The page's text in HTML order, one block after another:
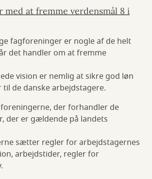
med at fremme verdensmål 8 i
fagforeninger er nogle af de helt
det handler om at fremme
vision er nemlig at sikre god løn
de danske arbejdstagere.
der forhandler de
der er gældende på landets
sætter regler for arbejdstagernes
arbejdstider, regler for